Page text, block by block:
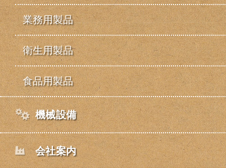
業務用製品
衛生用製品
食品用製品
機械設備
会社案内